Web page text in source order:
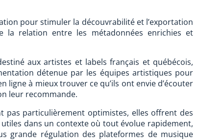
pour stimuler la découvrabilité et l’exportation
la relation entre les métadonnées enrichies et
aux artistes et labels français et québécois,
détenue par les équipes artistiques pour
ligne à mieux trouver ce qu’ils ont envie d’écouter
leur recommande.
pas particulièrement optimistes, elles offrent des
dans un contexte où tout évolue rapidement,
grande régulation des plateformes de musique